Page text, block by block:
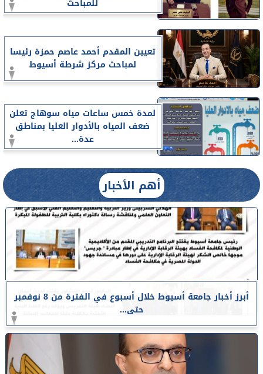
للمباحث
تعيين المقدم أحمد عاصم حمزة رئيسا
لمباحث مركز شرطة أسيوط
لمدة خمس ساعات مياه سوهاج تعلن
ضعف المياه بالأدوار العليا بمناطق
عدة...
أهم الأخبار
أبرز أخبار جامعة أسيوط خلال أسبوع في الفترة من 8 نوفمبر
حتى...